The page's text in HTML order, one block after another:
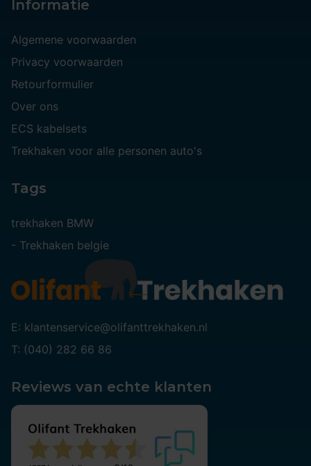
Informatie
Algemene voorwaarden
Privacy voorwaarden
Retourformulier
Over ons
ECS kabelsets
Trekhaken voor alle personen auto's
Tags
trekhaken BMW
- Trekhaken belgie
E: klantenservice@olifanttrekhaken.nl
T: (040) 282 66 86
Reviews van echte klanten